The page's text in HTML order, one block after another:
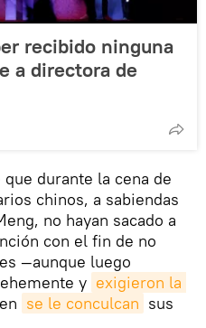
recibido ninguna
a directora de
durante la cena de
chinos, a sabiendas
no hayan sacado a
con el fin de no
—aunque luego
y exigieron la
se le conculcan sus